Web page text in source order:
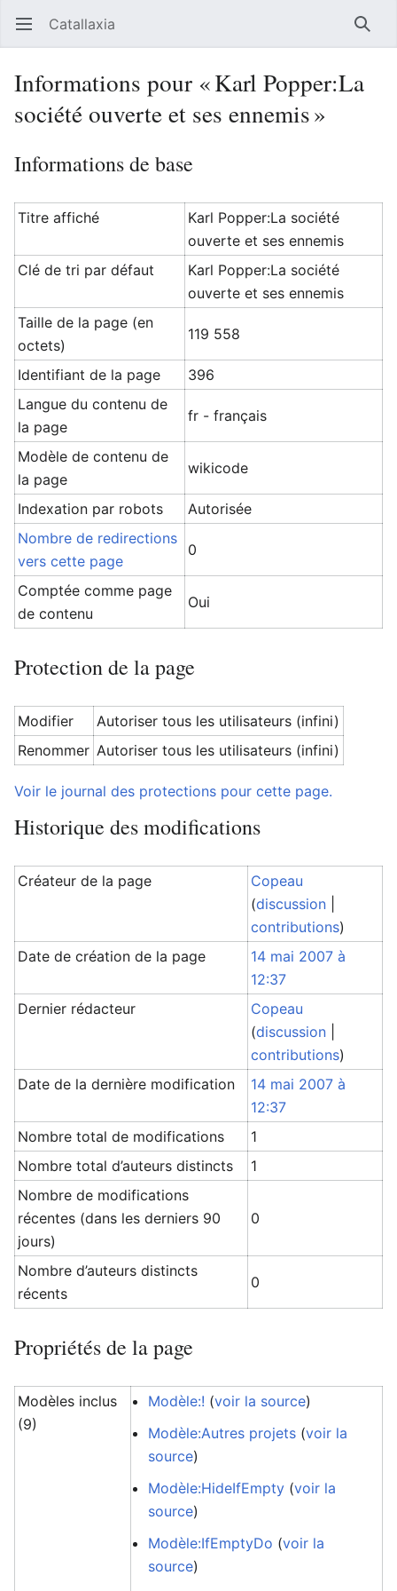
Ouvrir le menu principal Catallaxia
Informations pour « Karl Popper:La
société ouverte et ses ennemis »
Informations de base
Titre affiché
Karl Popper:La société
ouverte et ses ennemis
Clé de tri par défaut
Karl Popper:La société
ouverte et ses ennemis
Taille de la page (en
octets)
119 558
Identifiant de la page
396
Langue du contenu de
la page
fr - français
Modèle de contenu de
la page
wikicode
Indexation par robots
Autorisée
Nombre de redirections
vers cette page
0
Comptée comme page
de contenu
Oui
Protection de la page
Modifier
Autoriser tous les utilisateurs (infini)
Renommer Autoriser tous les utilisateurs (infini)
Voir le journal des protections pour cette page.
Historique des modifications
Créateur de la page
Copeau
(discussion
contributions)
Date de création de la page
14 mai 2007 à
12:37
Dernier rédacteur
Copeau
(discussion
contributions)
Date de la dernière modification
14 mai 2007 à
12:37
Nombre total de modifications
1
Nombre total d’auteurs distincts
1
Nombre de modifications
récentes (dans les derniers 90
jours)
0
Nombre d’auteurs distincts
récents
0
Propriétés de la page
Modèles inclus
(9)
Modèle:! (voir la source)
Modèle:Autres projets (voir la
source)
Modèle:HideIfEmpty (voir la
source)
Modèle:IfEmptyDo (voir la
source)